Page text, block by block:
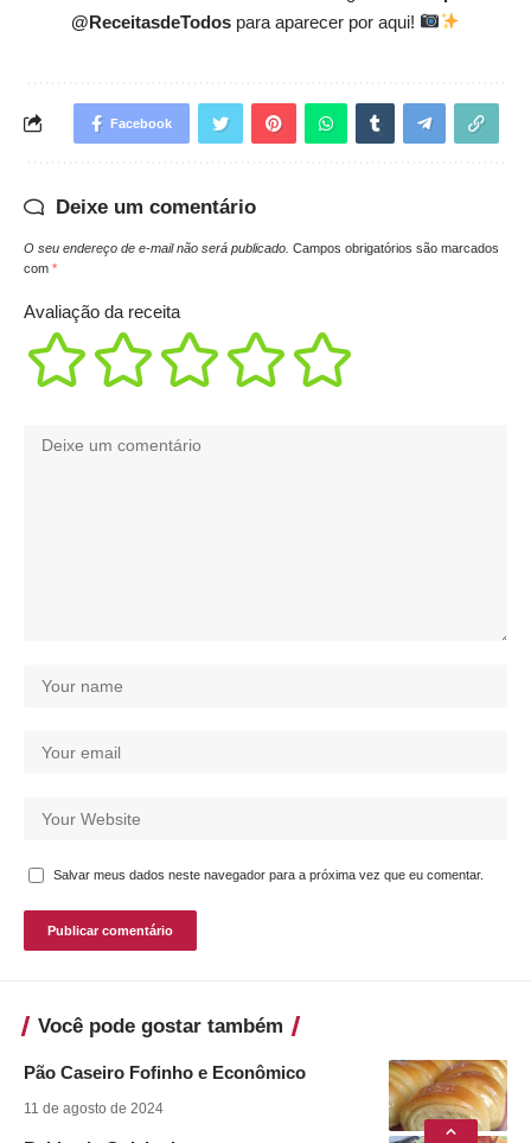
@ReceitasdeTodospara aparecer por aqui!
Facebook
Deixe um comentário
O seu endereço de e-mail não será publicado. Campos obrigatórios são marcados
com *
Avaliação da receita
Salvar meus dados neste navegador para a próxima vez que eu comentar.
Você pode gostar também
Pão Caseiro Fofinho e Econômico
11 de agosto de 2024